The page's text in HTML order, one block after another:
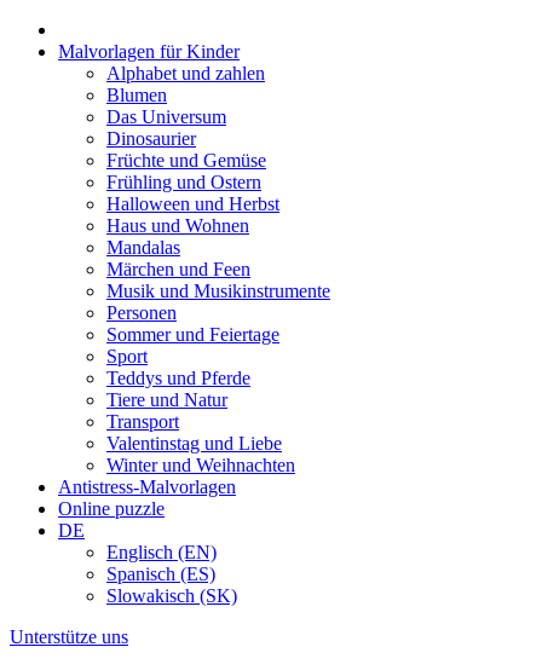
Malvorlagen für Kinder
Alphabet und zahlen
Blumen
Das Universum
Dinosaurier
Früchte und Gemüse
Frühling und Ostern
Halloween und Herbst
Haus und Wohnen
Mandalas
Märchen und Feen
Musik und Musikinstrumente
Personen
Sommer und Feiertage
Sport
Teddys und Pferde
Tiere und Natur
Transport
Valentinstag und Liebe
Winter und Weihnachten
Antistress-Malvorlagen
Online puzzle
DE
Englisch (EN)
Spanisch (ES)
Slowakisch (SK)
Unterstütze uns